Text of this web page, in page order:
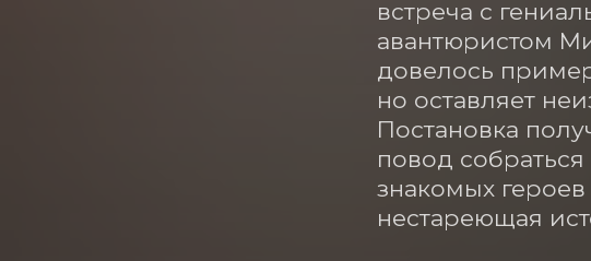
встреча с
авантюристом
довелось
но оставляет
Постановка
повод
знакомых героев
нестареющая